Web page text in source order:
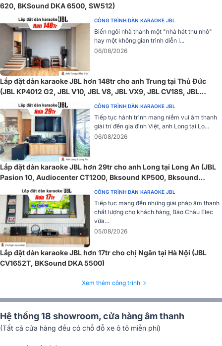
Độ nhạy 89dB cho phép loa hoạt động với hiệu suất cao mà không
tiêu tốn nhiều điện năng, thích hợp cho các buổi biểu diễn kéo dài.
Loa BIK BH-X1051 không chỉ lý tưởng cho việc hát karaoke mà còn
tuyệt vời để thưởng thức âm nhạc chất lượng cao.
=> Xem thêm:Loa BIK BH-X1051
Amply liền micro Denon Pro
Amply Denon Pro DP-N1600 là trái tim của dàn karaoke BIK 02, với
công suất mạnh mẽ lên đến 850W/CH (ở 4Ω stereo). Sử dụng công
nghệ mạch khuếch đại Class AB, thiết bị này không chỉ khuếch đại
âm thanh với độ trung thực cao mà còn giảm thiểu méo tiếng, giúp
âm nhạc và giọng hát trở nên rõ ràng hơn.
620, BKSound DKA 6500, SW512)
CÔNG TRÌNH DÀN KARAOKE JBL
Biến ngôi nhà thành một "nhà hát thu nhỏ"
hay một không gian trình diễn l...
06/08/2026
Lắp đặt dàn karaoke JBL hơn 148tr cho anh Trung tại Thủ Đức
(JBL KP4012 G2, JBL V10, JBL V8, JBL VX9, JBL CV18S, JBL
VM300, TIYN M8...)
CÔNG TRÌNH DÀN KARAOKE JBL
Tiếp tục hành trình mang niềm vui âm thanh
giải trí đến gia đình Việt, anh Long tại Lo...
06/08/2026
Lắp đặt dàn karaoke JBL hơn 29tr cho anh Long tại Long An (JBL
Pasion 10, Audiocenter CT1200, Bksound KP500, Bksound
SW212, BCE U900 Plus X)
CÔNG TRÌNH DÀN KARAOKE JBL
Tiếp tục mang đến những giải pháp âm thanh
chất lượng cho khách hàng, Bảo Châu Elec
vừa...
05/08/2026
Lắp đặt dàn karaoke JBL hơn 17tr cho chị Ngân tại Hà Nội (JBL
CV1652T, BKSound DKA 5500)
Xem thêm công trình
Hệ thống 18 showroom, cửa hàng âm thanh
(Tất cả cửa hàng đều có chỗ đỗ xe ô tô miễn phí)